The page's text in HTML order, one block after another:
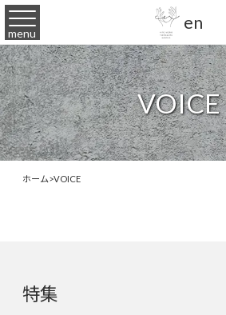
en
menu
VOICE
ホーム>VOICE
特集